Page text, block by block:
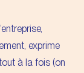
exprime
à la fois (on